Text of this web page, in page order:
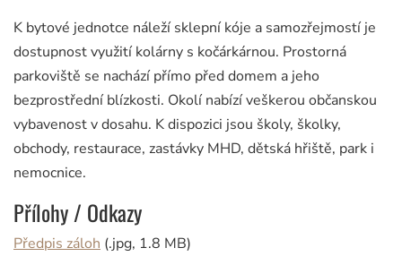
K bytové jednotce náleží sklepní kóje a samozřejmostí je
dostupnost využití kolárny s kočárkárnou. Prostorná
parkoviště se nachází přímo před domem a jeho
bezprostřední blízkosti. Okolí nabízí veškerou občanskou
vybavenost v dosahu. K dispozici jsou školy, školky,
obchody, restaurace, zastávky MHD, dětská hřiště, park i
nemocnice.
Přílohy / Odkazy
Předpis záloh (.jpg, 1.8 MB)